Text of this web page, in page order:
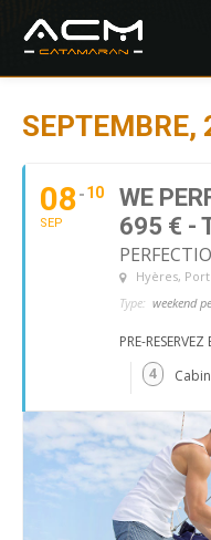
SEPTEMBRE,
08
SEP
10
WE
695 € -
Hyères,
Type: weekend
PRE-
4